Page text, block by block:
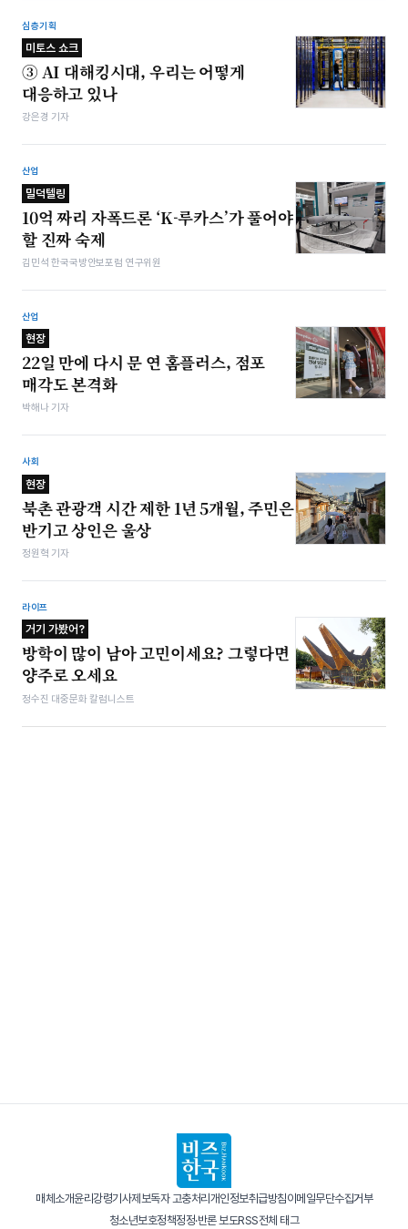
심층기획
미토스 쇼크
③ AI 대해킹시대, 우리는 어떻게
대응하고 있나
강은경 기자
산업
밀덕텔링
10억 짜리 자폭드론 ‘K-루카스’가 풀어야
할 진짜 숙제
김민석 한국국방안보포럼 연구위원
산업
현장
22일 만에 다시 문 연 홈플러스, 점포
매각도 본격화
박해나 기자
사회
현장
북촌 관광객 시간 제한 1년 5개월, 주민은
반기고 상인은 울상
정원혁 기자
라이프
거기 가봤어?
방학이 많이 남아 고민이세요? 그렇다면
양주로 오세요
정수진 대중문화 칼럼니스트
매체소개윤리강령기사제보독자 고충처리개인정보취급방침이메일무단수집거부
청소년보호정책정정·반론 보도RSS전체 태그